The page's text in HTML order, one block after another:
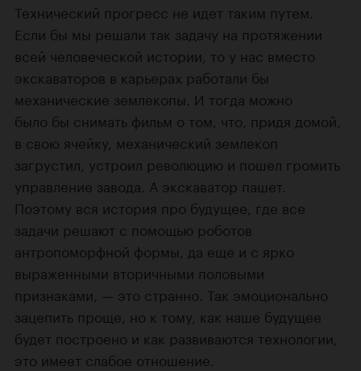
Технический прогресс не идет таким путем.
Если бы мы решали так задачу на протяжении
всей человеческой истории, то у нас вместо
экскаваторов в карьерах работали бы
механические землекопы. И тогда можно
было бы снимать фильм о том, что, придя домой,
в свою ячейку, механический землекоп
загрустил, устроил революцию и пошел громить
управление завода. А экскаватор пашет.
Поэтому вся история про будущее, где все
задачи решают с помощью роботов
антропоморфной формы, да еще и с ярко
выраженными вторичными половыми
признаками, — это странно. Так эмоционально
зацепить проще, но к тому, как наше будущее
будет построено и как развиваются технологии,
это имеет слабое отношение.